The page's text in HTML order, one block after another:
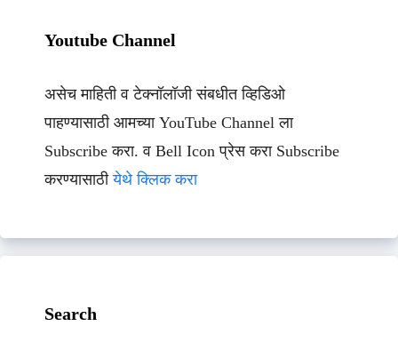
Youtube Channel
असेच माहिती व टेक्नॉलॉजी संबधीत व्हिडिओ
पाहण्यासाठी आमच्या YouTube Channel ला
Subscribe करा. व Bell Icon प्रेस करा Subscribe
करण्यासाठीयेथे क्लिक करा
Search